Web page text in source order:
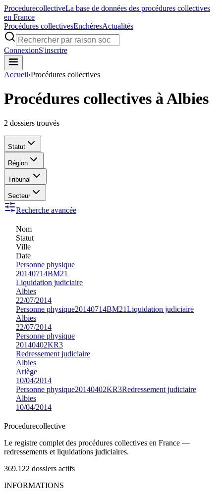
ProcedurecollectiveLa base de données des procédures collectives
en France
Procédures collectivesEnchèresActualités
ConnexionS'inscrire
Accueil›Procédures collectives
Procédures collectives à Albies
2 dossiers trouvés
Statut
Région
Tribunal
Secteur
Recherche avancée
Nom
Statut
Ville
Date
Personne physique
20140714BM21
Liquidation judiciaire
Albies
22/07/2014
Personne physique20140714BM21Liquidation judiciaire
Albies
22/07/2014
Personne physique
20140402KR3
Redressement judiciaire
Albies
Ariège
10/04/2014
Personne physique20140402KR3Redressement judiciaire
Albies
10/04/2014
Procedurecollective
Le registre complet des procédures collectives en France —
redressements et liquidations judiciaires.
369.122 dossiers actifs
INFORMATIONS